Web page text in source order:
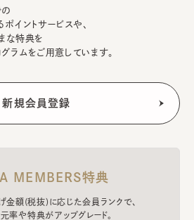
の
イントサービスや、
な特典を
ラムをご用意しています。
MEMBERS特典
金額(税抜)に応じた会員ランクで、
率や特典がアップグレード。